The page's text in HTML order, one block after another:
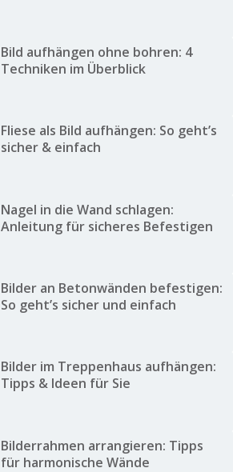
Bild aufhängen ohne bohren: 4
Techniken im Überblick
Fliese als Bild aufhängen: So geht’s
sicher & einfach
Nagel in die Wand schlagen:
Anleitung für sicheres Befestigen
Bilder an Betonwänden befestigen:
So geht’s sicher und einfach
Bilder im Treppenhaus aufhängen:
Tipps & Ideen für Sie
Bilderrahmen arrangieren: Tipps
für harmonische Wände